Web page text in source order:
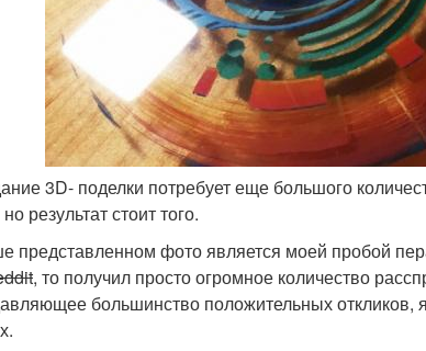
3D- поделки потребует еще большого
результат стоит того.
представленном фото является моей пробой
, то получил просто огромное количество
большинство положительных откликов,